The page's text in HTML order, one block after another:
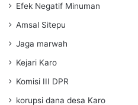
Efek Negatif Minuman
Amsal Sitepu
Jaga marwah
Kejari Karo
Komisi III DPR
korupsi dana desa Karo